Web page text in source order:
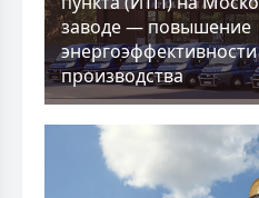
заводе — повышение
производства